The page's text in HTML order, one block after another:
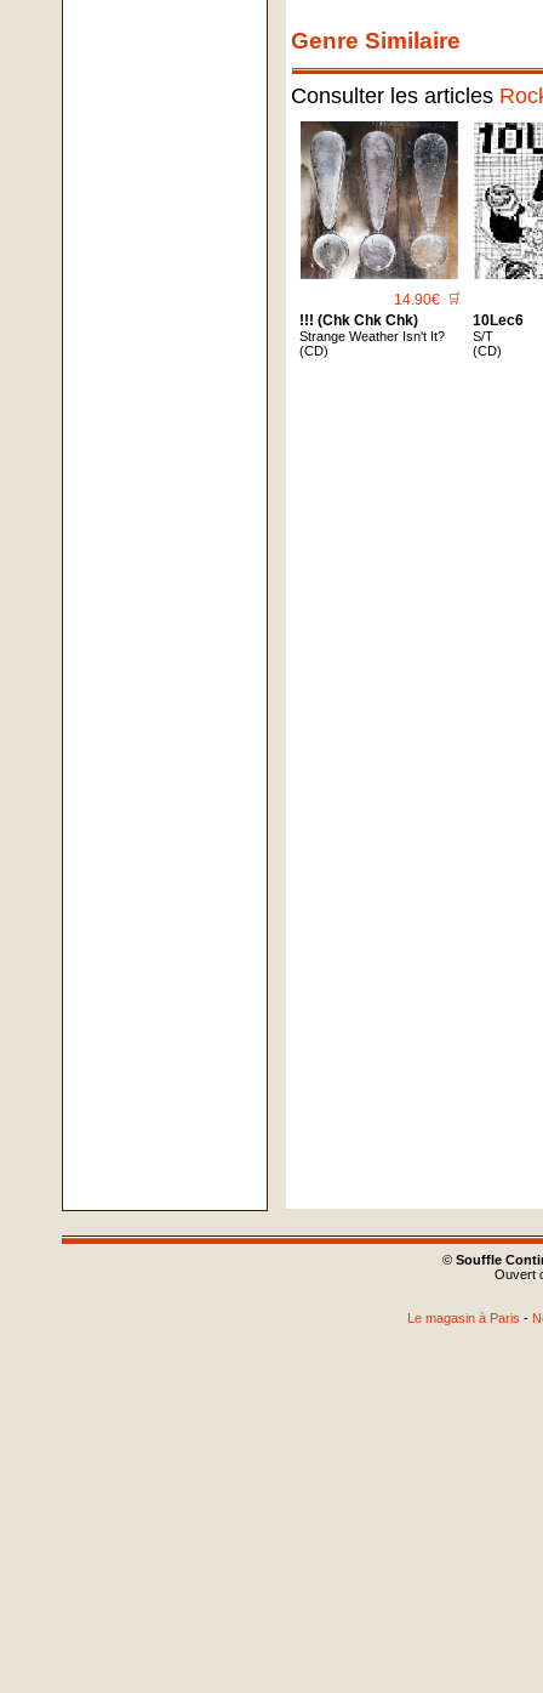
Genre Similaire
Consulter les articles
14.90€ 🛒
!!! (Chk Chk Chk)
Strange Weather Isn't It?
(CD)
10Lec6
S/T
(CD)
© Souffle
Ouvert
Le magasin à Paris -